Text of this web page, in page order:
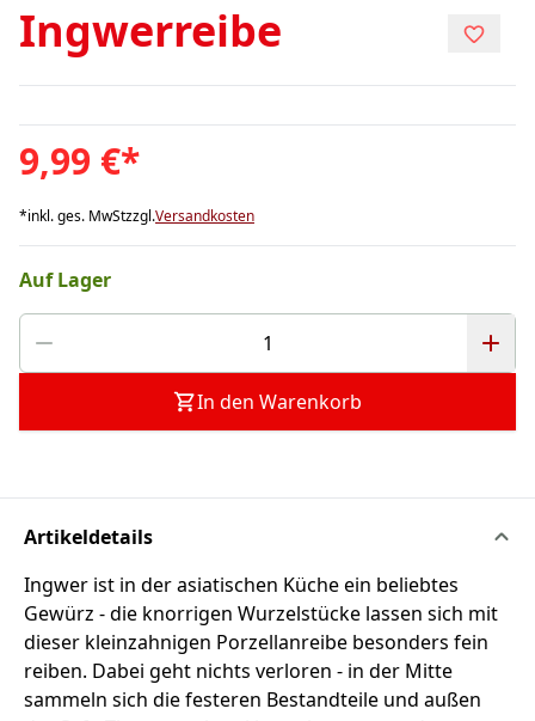
Ingwerreibe
9,99 €*
*inkl. ges. MwStzzgl.Versandkosten
Auf Lager
In den Warenkorb
Artikeldetails
Ingwer ist in der asiatischen Küche ein beliebtes
Gewürz - die knorrigen Wurzelstücke lassen sich mit
dieser kleinzahnigen Porzellanreibe besonders fein
reiben. Dabei geht nichts verloren - in der Mitte
sammeln sich die festeren Bestandteile und außen